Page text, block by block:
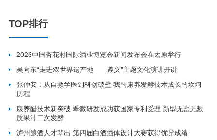
TOP排行
2026中国杏花村国际酒业博览会新闻发布会在太原举行
吴向东“走进双世界遗产地——遵义”主题文化演讲开讲
张仲安：从自救学医到科创破壁 我的康养发酵技术成长的坎坷
历程
康养醋技术新突破 翠微研发成功获国家专利受理 新型无盐无麸
质果汁二次发酵
泸州酿酒人才辈出 第四届白酒酒体设计大赛获得优异成绩